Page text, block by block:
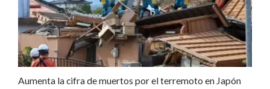
Aumenta la cifra de muertos por el terremoto en Japón